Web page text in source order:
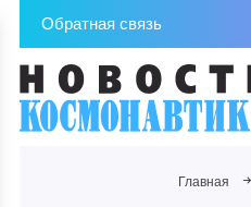
Обратная связь
Главная